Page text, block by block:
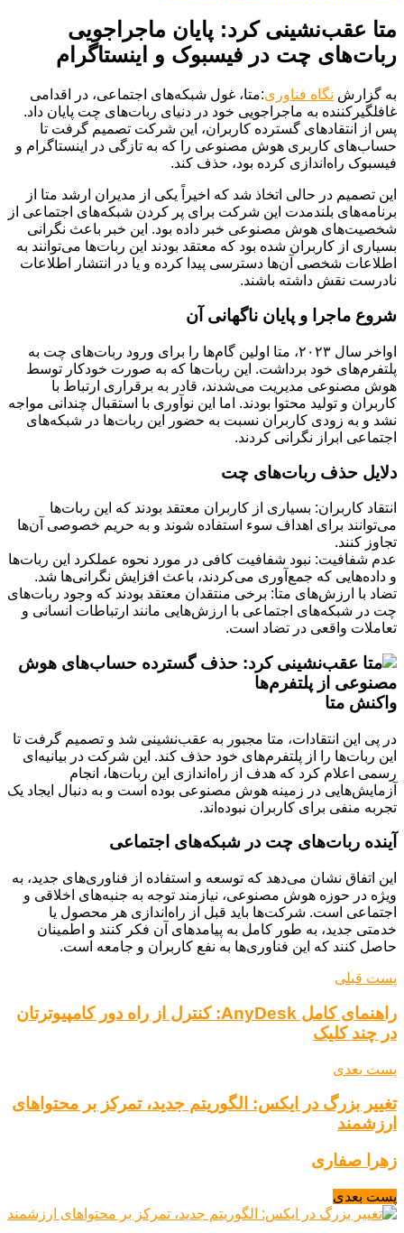
متا عقب‌نشینی کرد: پایان ماجراجویی
ربات‌های چت در فیسبوک و اینستاگرام
به گزارش نگاه فناوری:متا، غول شبکه‌های اجتماعی، در اقدامی
غافلگیرکننده به ماجراجویی خود در دنیای ربات‌های چت پایان داد.
پس از انتقادهای گسترده کاربران، این شرکت تصمیم گرفت تا
حساب‌های کاربری هوش مصنوعی را که به تازگی در اینستاگرام و
فیسبوک راه‌اندازی کرده بود، حذف کند.
این تصمیم در حالی اتخاذ شد که اخیراً یکی از مدیران ارشد متا از
برنامه‌های بلندمدت این شرکت برای پر کردن شبکه‌های اجتماعی از
شخصیت‌های هوش مصنوعی خبر داده بود. این خبر باعث نگرانی
بسیاری از کاربران شده بود که معتقد بودند این ربات‌ها می‌توانند به
اطلاعات شخصی آن‌ها دسترسی پیدا کرده و یا در انتشار اطلاعات
نادرست نقش داشته باشند.
شروع ماجرا و پایان ناگهانی آن
اواخر سال ۲۰۲۳، متا اولین گام‌ها را برای ورود ربات‌های چت به
پلتفرم‌های خود برداشت. این ربات‌ها که به صورت خودکار توسط
هوش مصنوعی مدیریت می‌شدند، قادر به برقراری ارتباط با
کاربران و تولید محتوا بودند. اما این نوآوری با استقبال چندانی مواجه
نشد و به زودی کاربران نسبت به حضور این ربات‌ها در شبکه‌های
اجتماعی ابراز نگرانی کردند.
دلایل حذف ربات‌های چت
انتقاد کاربران: بسیاری از کاربران معتقد بودند که این ربات‌ها
می‌توانند برای اهداف سوء استفاده شوند و به حریم خصوصی آن‌ها
تجاوز کنند.
عدم شفافیت: نبود شفافیت کافی در مورد نحوه عملکرد این ربات‌ها
و داده‌هایی که جمع‌آوری می‌کردند، باعث افزایش نگرانی‌ها شد.
تضاد با ارزش‌های متا: برخی منتقدان معتقد بودند که وجود ربات‌های
چت در شبکه‌های اجتماعی با ارزش‌هایی مانند ارتباطات انسانی و
تعاملات واقعی در تضاد است.
واکنش متا
در پی این انتقادات، متا مجبور به عقب‌نشینی شد و تصمیم گرفت تا
این ربات‌ها را از پلتفرم‌های خود حذف کند. این شرکت در بیانیه‌ای
رسمی اعلام کرد که هدف از راه‌اندازی این ربات‌ها، انجام
آزمایش‌هایی در زمینه هوش مصنوعی بوده است و به دنبال ایجاد یک
تجربه منفی برای کاربران نبوده‌اند.
آینده ربات‌های چت در شبکه‌های اجتماعی
این اتفاق نشان می‌دهد که توسعه و استفاده از فناوری‌های جدید، به
ویژه در حوزه هوش مصنوعی، نیازمند توجه به جنبه‌های اخلاقی و
اجتماعی است. شرکت‌ها باید قبل از راه‌اندازی هر محصول یا
خدمتی جدید، به طور کامل به پیامدهای آن فکر کنند و اطمینان
حاصل کنند که این فناوری‌ها به نفع کاربران و جامعه است.
پست قبلی
راهنمای کامل AnyDesk: کنترل از راه دور کامپیوترتان
در چند کلیک
پست بعدی
تغییر بزرگ در ایکس: الگوریتم جدید، تمرکز بر محتواهای
ارزشمند
زهرا صفاری
پست بعدی